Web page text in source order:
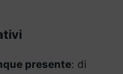
presente: di